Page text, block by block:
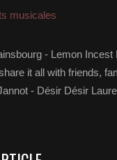
musicales
- Lemon
it all with friends,
- Désir Désir